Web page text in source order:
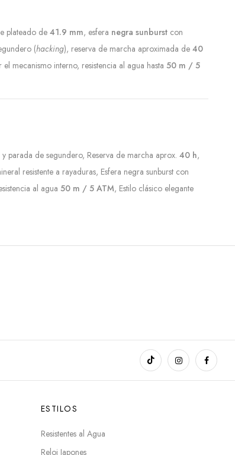
plateado de41.9 mm, esfera negra sunburst con
(hacking), reserva de marcha aproximada de 40
mecanismo interno, resistencia al agua hasta 50 m / 5
parada de segundero, Reserva de marcha aprox. 40 h,
resistente a rayaduras, Esfera negra sunburst con
al agua 50 m / 5 ATM, Estilo clásico elegante
ESTILOS
Resistentes al Agua
Reloj Japones